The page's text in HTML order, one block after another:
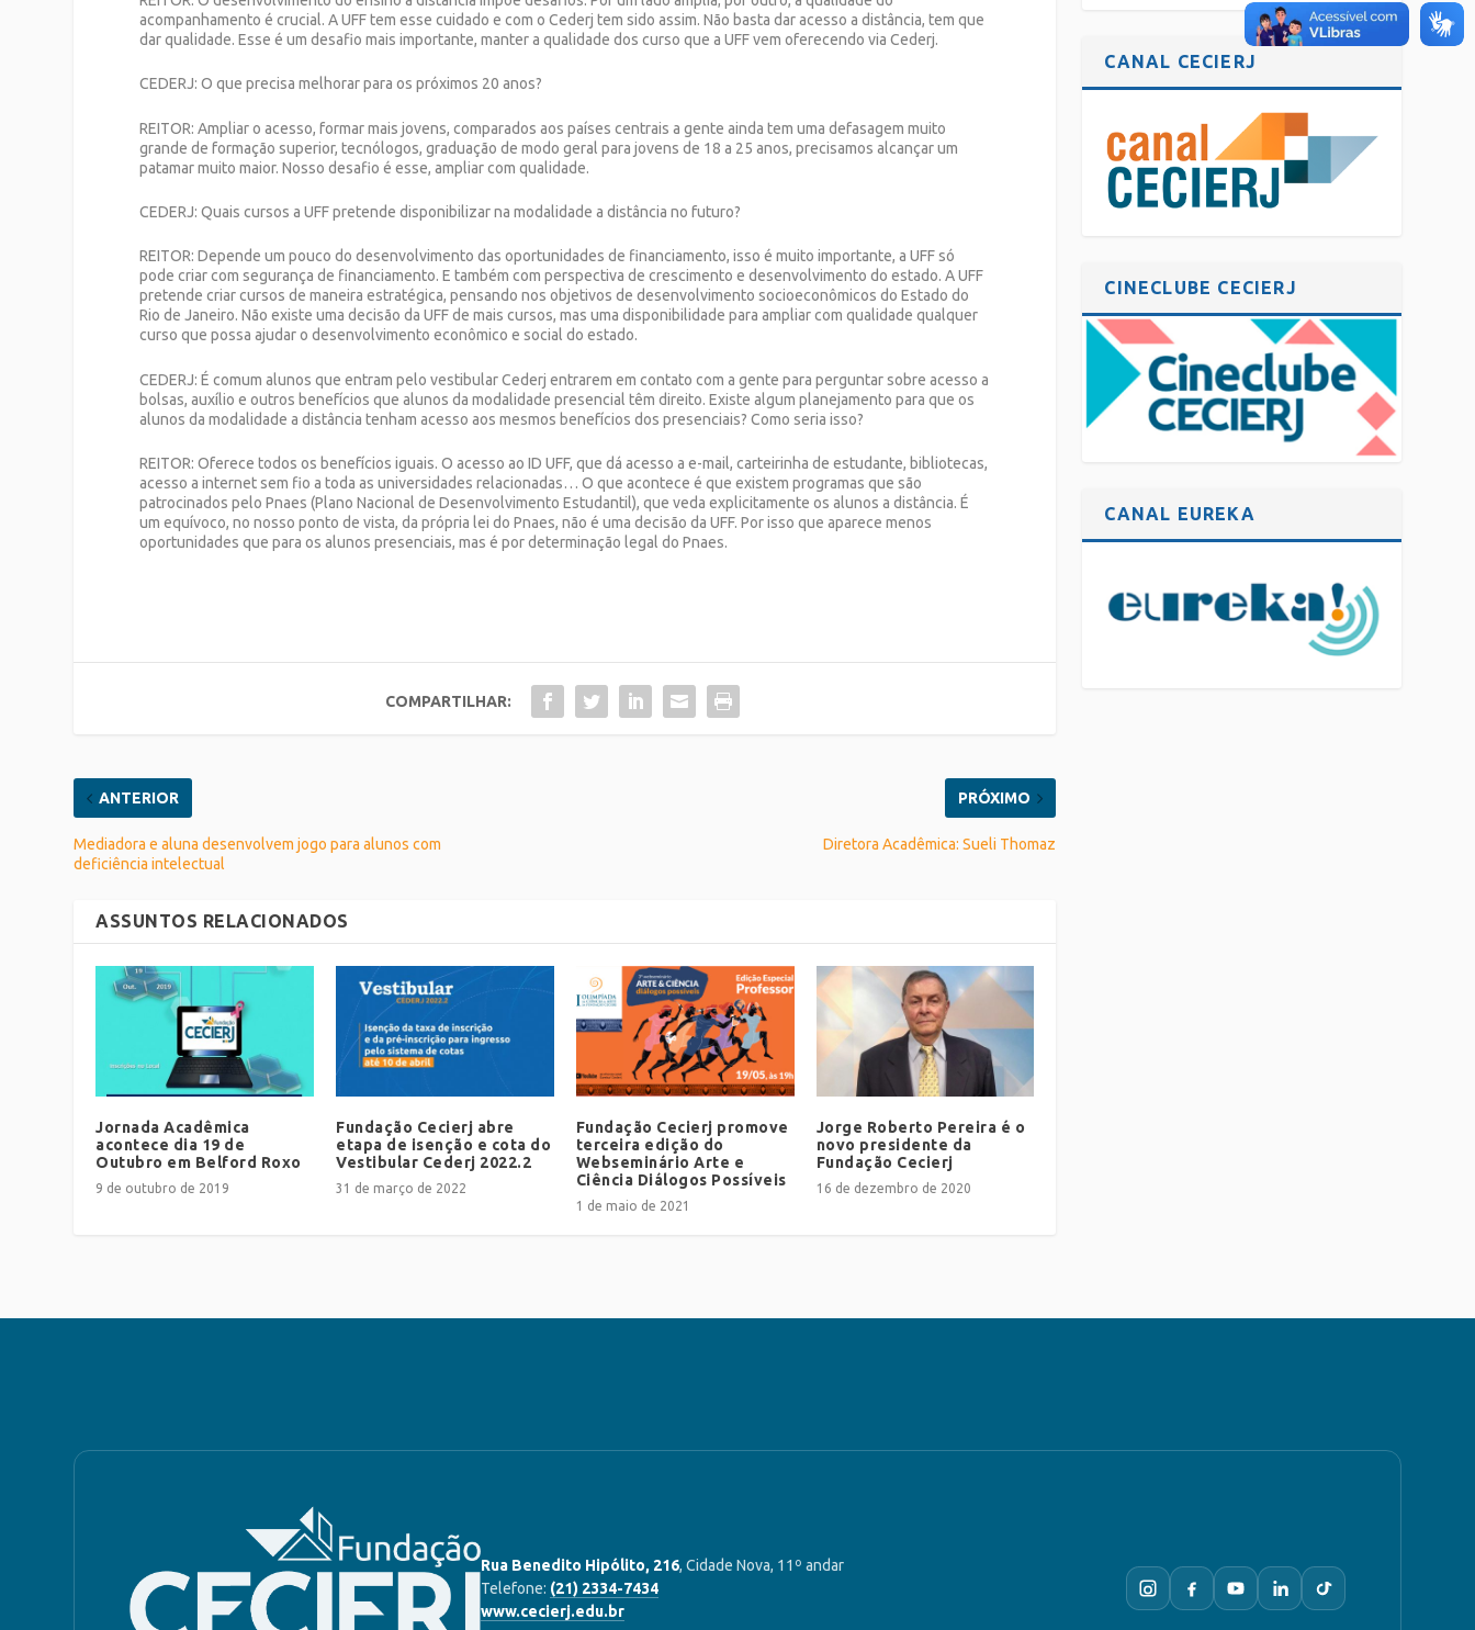
acompanhamento é crucial. A UFF tem esse cuidado e com o Cederj tem sido assim. Não basta dar acesso a distância, tem que
dar qualidade. Esse é um desafio mais importante, manter a qualidade dos curso que a UFF vem oferecendo via Cederj.
CEDERJ: O que precisa melhorar para os próximos 20 anos?
REITOR: Ampliar o acesso, formar mais jovens, comparados aos países centrais a gente ainda tem uma defasagem muito
grande de formação superior, tecnólogos, graduação de modo geral para jovens de 18 a 25 anos, precisamos alcançar um
patamar muito maior. Nosso desafio é esse, ampliar com qualidade.
CEDERJ: Quais cursos a UFF pretende disponibilizar na modalidade a distância no futuro?
REITOR: Depende um pouco do desenvolvimento das oportunidades de financiamento, isso é muito importante, a UFF só
pode criar com segurança de financiamento. E também com perspectiva de crescimento e desenvolvimento do estado. A UFF
pretende criar cursos de maneira estratégica, pensando nos objetivos de desenvolvimento socioeconômicos do Estado do
Rio de Janeiro. Não existe uma decisão da UFF de mais cursos, mas uma disponibilidade para ampliar com qualidade qualquer
curso que possa ajudar o desenvolvimento econômico e social do estado.
CEDERJ: É comum alunos que entram pelo vestibular Cederj entrarem em contato com a gente para perguntar sobre acesso a
bolsas, auxílio e outros benefícios que alunos da modalidade presencial têm direito. Existe algum planejamento para que os
alunos da modalidade a distância tenham acesso aos mesmos benefícios dos presenciais? Como seria isso?
REITOR: Oferece todos os benefícios iguais. O acesso ao ID UFF, que dá acesso a e-mail, carteirinha de estudante, bibliotecas,
acesso a internet sem fio a toda as universidades relacionadas… O que acontece é que existem programas que são
patrocinados pelo Pnaes (Plano Nacional de Desenvolvimento Estudantil), que veda explicitamente os alunos a distância. É
um equívoco, no nosso ponto de vista, da própria lei do Pnaes, não é uma decisão da UFF. Por isso que aparece menos
oportunidades que para os alunos presenciais, mas é por determinação legal do Pnaes.
COMPARTILHAR:
ANTERIOR
Mediadora e aluna desenvolvem jogo para alunos com
deficiência intelectual
PRÓXIMO
Diretora Acadêmica: Sueli Thomaz
ASSUNTOS RELACIONADOS
Jornada Acadêmica
acontece dia 19 de
Outubro em Belford Roxo
9 de outubro de 2019
Fundação Cecierj abre
etapa de isenção e cota do
Vestibular Cederj 2022.2
31 de março de 2022
Fundação Cecierj promove
terceira edição do
Webseminário Arte e
Ciência Diálogos Possíveis
1 de maio de 2021
Jorge Roberto Pereira é o
novo presidente da
Fundação Cecierj
16 de dezembro de 2020
CANAL CECIERJ
CINECLUBE CECIERJ
CANAL EUREKA
Rua Benedito Hipólito, 216, Cidade Nova, 11º andar
Telefone: (21) 2334-7434
www.cecierj.edu.br